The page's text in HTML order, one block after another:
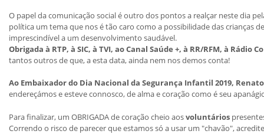
O papel da comunicação social é outro dos pontos a realçar neste dia
política um tema que nos é tão caro como a possibilidade das crianças
imprescindível a um desenvolvimento saudável.
Obrigada à RTP, à SIC, à TVI, ao Canal Saúde +, à RR/RFM, à
tantos outros de que, a esta data, ainda nem nos demos conta!
Ao Embaixador do Dia Nacional da Segurança Infantil 2019,
endereçámos e esteve connosco, de alma e coração como é seu
Para finalizar, um OBRIGADA de coração cheio aosvoluntários
Correndo o risco de parecer que estamos só a usar um "chavão",